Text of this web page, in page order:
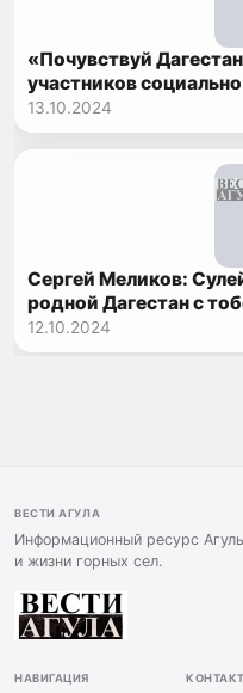
«Почувствуй
участников
13.10.2024
Сергей Меликов: Сулейман, всегда знай, что
родной Дагестан с
12.10.2024
ВЕСТИ АГУЛА
Информационный ресурс
и жизни горных сел.
НАВИГАЦИЯ